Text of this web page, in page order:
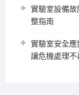
實驗室設備
整指南
實驗室安全應
讓危機處理